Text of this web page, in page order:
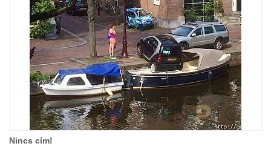
Nincs cím!